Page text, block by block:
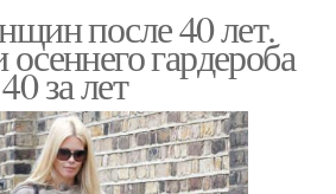
после 40 лет.
гардероба
за лет